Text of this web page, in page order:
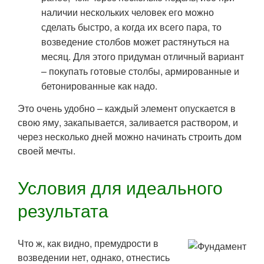
наличии нескольких человек его можно
сделать быстро, а когда их всего пара, то
возведение столбов может растянуться на
месяц. Для этого придуман отличный вариант
– покупать готовые столбы, армированные и
бетонированные как надо.
Это очень удобно – каждый элемент опускается в
свою яму, закапывается, заливается раствором, и
через несколько дней можно начинать строить дом
своей мечты.
Условия для идеального
результата
Что ж, как видно, премудрости в
возведении нет, однако, отнестись